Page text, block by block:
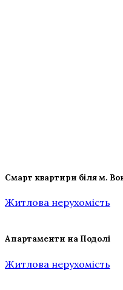
Смарт квартири біля м.
Житлова нерухомість
Апартаменти на Подолі
Житлова нерухомість